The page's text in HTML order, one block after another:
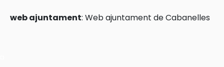
web ajuntament: Web ajuntament de Cabanelles